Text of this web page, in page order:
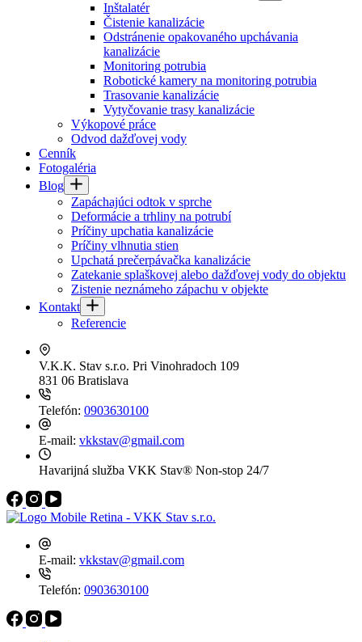
Inštalatér
Čistenie kanalizácie
Odstránenie opakovaného upchávania
kanalizácie
Monitoring potrubia
Robotické kamery na monitoring potrubia
Trasovanie kanalizácie
Vytyčovanie trasy kanalizácie
Výkopové práce
Odvod dažďovej vody
Cenník
Fotogaléria
Blog
Zapáchajúci odtok v sprche
Deformácie a trhliny na potrubí
Príčiny upchatia kanalizácie
Príčiny vlhnutia stien
Upchatá prečerpávačka kanalizácie
Zatekanie splaškovej alebo dažďovej vody do objektu
Zistenie neznámeho zápachu v objekte
Kontakt
Referencie
V.K.K. Stav s.r.o. Pri Vinohradoch 109
831 06 Bratislava
Telefón: 0903630100
E-mail: vkkstav@gmail.com
Havarijná služba VKK Stav® Non-stop 24/7
E-mail: vkkstav@gmail.com
Telefón: 0903630100